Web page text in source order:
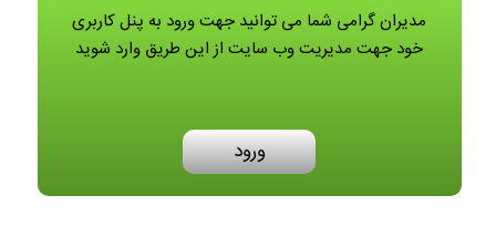
مدیران گرامی شما می توانید جهت ورود به پنل کاربری
خود جهت مدیریت وب سایت از این طریق وارد شوید
ورود